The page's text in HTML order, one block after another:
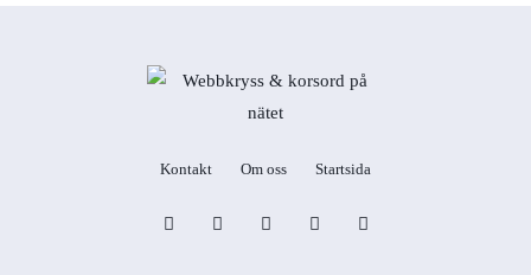
Kontakt Om oss Startsida